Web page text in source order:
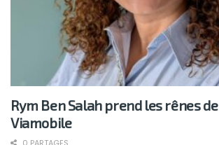
Rym Ben Salah prend les rênes de
Viamobile